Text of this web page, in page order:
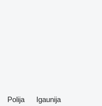
Polija
Igaunija